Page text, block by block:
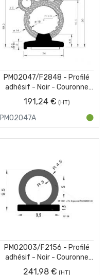
PM02047/F2848 - Profilé
adhésif - Noir - Couronne
50 m
191,24 €
PM02047A
PM02003/F2156 - Profilé
adhésif - Noir - Couronne
100 m
241,98 €